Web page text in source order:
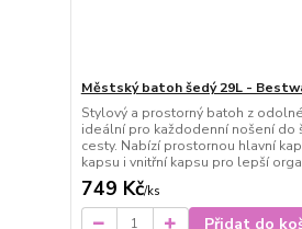
Městský batoh šedý 29L -
Stylový a prostorný batoh z
ideální pro každodenní nošení do
cesty. Nabízí prostornou hlavní
kapsu i vnitřní kapsu pro lepší
749 Kč/ks
Přidat do